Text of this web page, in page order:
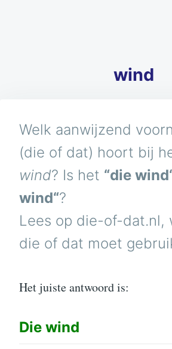
wind
Welk aanwijzend
(die of dat) hoort bij
wind? Is het “die
wind“?
Lees op die-of-dat.nl,
die of dat moet
Het juiste antwoord is:
Die wind